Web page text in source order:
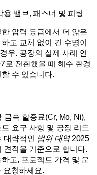
용 밸브, 패스너 및 피팅
압력 등급에서 더 얇은
고 교체 없이 긴 수명이
우. 공장의 실제 사례 연
로 전환했을 때 해수 환경
수 있습니다.
금속 할증료(Cr, Mo, Ni),
요구 사항 및 공장 리드
대략적인 범위 대역2025
견적을 기준으로 합니다.
고, 프로젝트 가격 및 운
요청하세요.